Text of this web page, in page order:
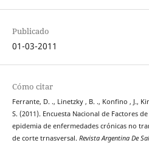
Publicado
01-03-2011
Cómo citar
Ferrante, D. ., Linetzky , B. ., Konfino , J.,
S. (2011). Encuesta Nacional de Factores
epidemia de enfermedades crónicas no
de corte trnasversal. Revista Argentina De